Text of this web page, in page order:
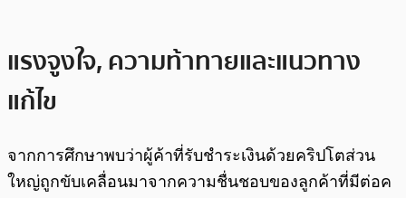
แรงจูงใจ, ความท้าทายและแนวทาง
แก้ไข
จากการศึกษาพบว่าผู้ค้าที่รับชำระเงินด้วยคริปโตส่วน
ใหญ่ถูกขับเคลื่อนมาจากความชื่นชอบของลูกค้าที่มีต่อค